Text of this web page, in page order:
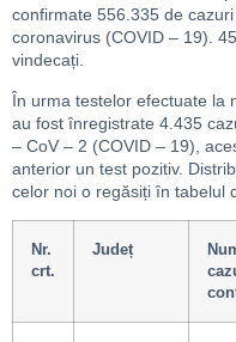
confirmate 556.335 de
coronavirus (COVID – 19).
vindecați.
În urma testelor efectuate la
au fost înregistrate 4.435
– CoV – 2 (COVID – 19),
anterior un test pozitiv.
celor noi o regăsiți în tabelul
Nr.
crt.
Județ